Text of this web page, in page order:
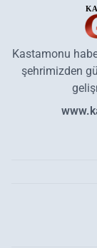
Kastamonu
şehrimizden